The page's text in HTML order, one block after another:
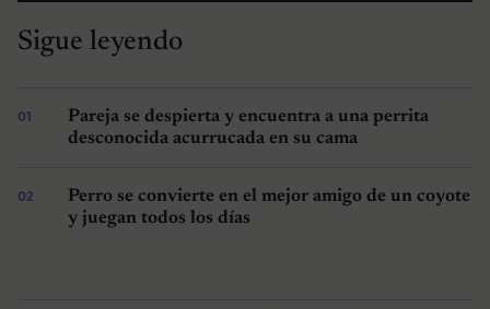
Sigue leyendo
Pareja se despierta y encuentra a una perrita
desconocida acurrucada en su cama
Perro se convierte en el mejor amigo de un coyote
y juegan todos los días